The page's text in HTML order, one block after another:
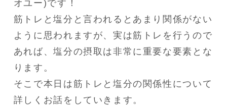
オユー)です！
筋トレと塩分と言われるとあまり関係がない
ように思われますが、実は筋トレを行うので
あれば、塩分の摂取は非常に重要な要素とな
ります。
そこで本日は筋トレと塩分の関係性について
詳しくお話をしていきます。